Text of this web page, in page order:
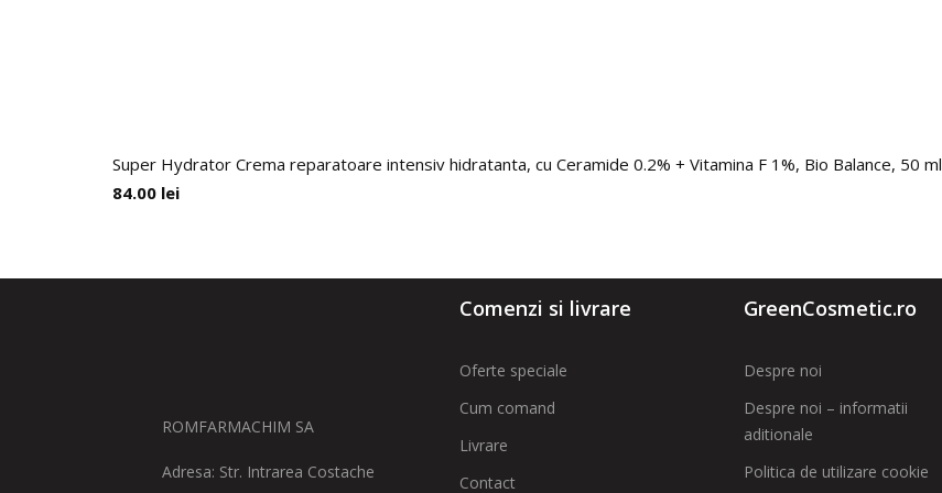
Super Hydrator Crema reparatoare intensiv hidratanta, cu Ceramide 0.2% + Vitamina F 1%, Bio Balance, 50 ml
84.00 lei
ROMFARMACHIM SA
Adresa: Str. Intrarea Costache
Comenzi si livrare
Oferte speciale
Cum comand
Livrare
Contact
GreenCosmetic.ro
Despre noi
Despre noi – informatii
aditionale
Politica de utilizare cookie